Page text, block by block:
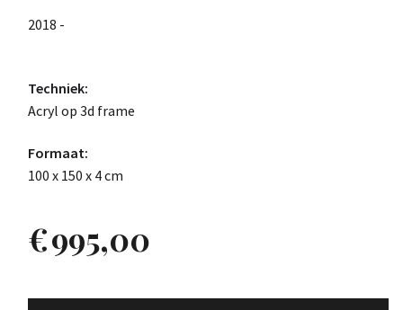
2018 -
Techniek:
Acryl op 3d frame
Formaat:
100 x 150 x 4 cm
€995,00